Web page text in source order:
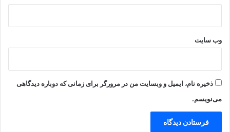
وب‌ سایت
ذخیره نام، ایمیل و وبسایت من در مرورگر برای زمانی که دوباره دیدگاهی
می‌نویسم.